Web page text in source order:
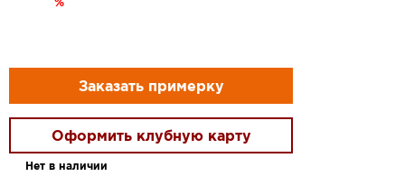
Заказать примерку
Оформить клубную карту
Нет в наличии